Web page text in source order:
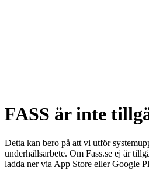
FASS är inte
Detta kan bero på att vi utför
underhållsarbete. Om Fass.se ej är
ladda ner via App Store eller Google